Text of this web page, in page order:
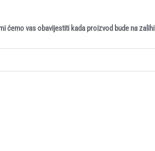
ćemo vas obavijestiti kada proizvod bude na zalihi